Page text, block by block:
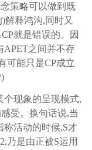
策略可以做到既
解释鸿沟,同时又
就是错误的。因
APET之间并不存
可能只是CP成立
个现象的呈现模式,
受。换句话说,当
称活动的时候,S才
乃是由正被S运用